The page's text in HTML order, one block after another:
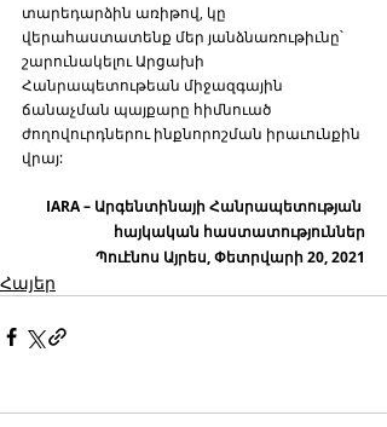
տարեդարձին առիթով, կը
վերահաստատենք մեր յանձնառութիւնը՝
շարունակելու Արցախի
Հանրապետութեան միջազգային
ճանաչման պայքարը հիմնուած
ժողովուրդներու ինքնորոշման իրաւունքին
վրայ:
IARA – Արգենտինայի Հանրապետության
հայկական հաստատություններ
Պուէնոս Այրես, Փետրվարի 20, 2021
Հայեր